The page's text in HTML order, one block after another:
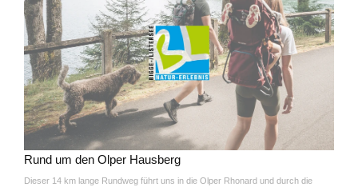
Rund um den Olper Hausberg
Dieser 14 km lange Rundweg führt uns in die Olper Rhonard und durch die